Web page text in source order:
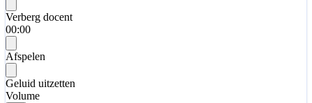
Verberg docent
00:00
Afspelen
Geluid uitzetten
Volume